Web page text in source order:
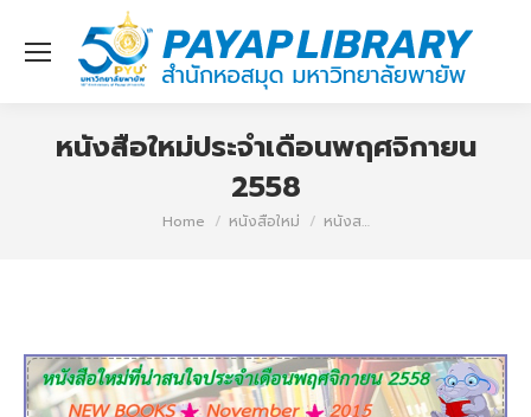
หนังสือใหม่ประจำเดือนพฤศจิกายน
2558
You are here:
Home หนังสือใหม่ หนังส…